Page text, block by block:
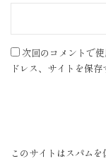
次回のコメントで
ドレス、サイトを保存
このサイトはスパム